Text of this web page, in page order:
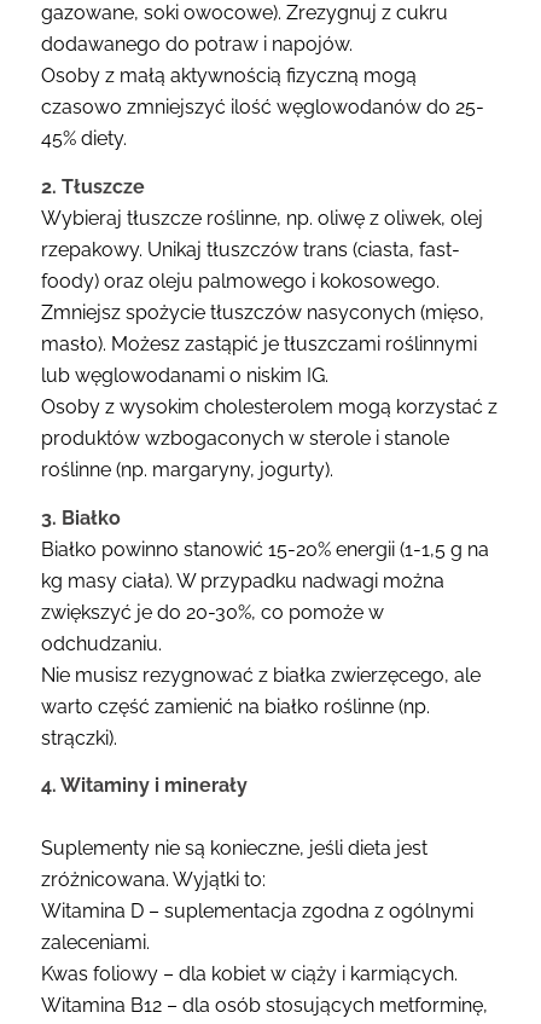
gazowane, soki owocowe). Zrezygnuj z cukru
dodawanego do potraw i napojów.
Osoby z małą aktywnością fizyczną mogą
czasowo zmniejszyć ilość węglowodanów do 25-
45% diety.
2. Tłuszcze
Wybieraj tłuszcze roślinne, np. oliwę z oliwek, olej
rzepakowy. Unikaj tłuszczów trans (ciasta, fast-
foody) oraz oleju palmowego i kokosowego.
Zmniejsz spożycie tłuszczów nasyconych (mięso,
masło). Możesz zastąpić je tłuszczami roślinnymi
lub węglowodanami o niskim IG.
Osoby z wysokim cholesterolem mogą korzystać z
produktów wzbogaconych w sterole i stanole
roślinne (np. margaryny, jogurty).
3. Białko
Białko powinno stanowić 15-20% energii (1-1,5 g na
kg masy ciała). W przypadku nadwagi można
zwiększyć je do 20-30%, co pomoże w
odchudzaniu.
Nie musisz rezygnować z białka zwierzęcego, ale
warto część zamienić na białko roślinne (np.
strączki).
4. Witaminy i minerały
Suplementy nie są konieczne, jeśli dieta jest
zróżnicowana. Wyjątki to:
Witamina D – suplementacja zgodna z ogólnymi
zaleceniami.
Kwas foliowy – dla kobiet w ciąży i karmiących.
Witamina B12 – dla osób stosujących metforminę,